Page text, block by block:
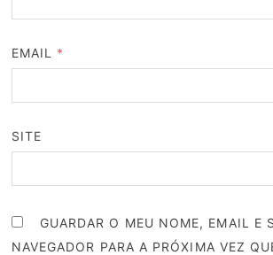
EMAIL *
SITE
GUARDAR O MEU NOME, EMAIL E
NAVEGADOR PARA A PRÓXIMA VEZ